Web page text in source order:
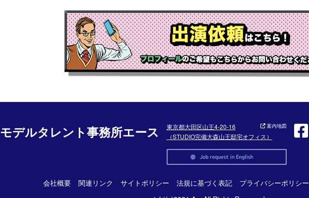
モデルタレント事務所エース
東京都大田区山王4-20-16
（STUDIO完備大森山王邸宅オフィス）
案内地図
会社概要 関連リンク サイトポリシー 法規に基づく表記 プライバシーポリシー